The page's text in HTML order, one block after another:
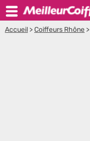
Accueil >Coiffeurs Rhône >